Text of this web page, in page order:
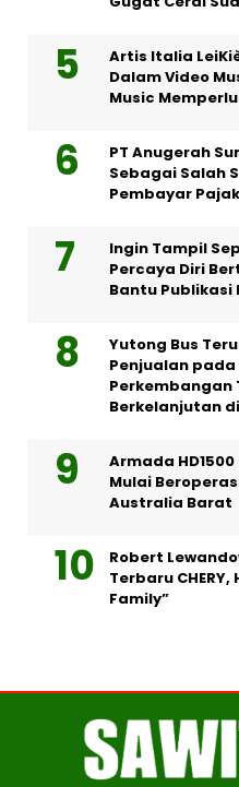
Artis Italia
Dalam Video
Music
PT Anugerah
Sebagai Salah
Pembayar
Ingin Tampil
Percaya Diri
Bantu Publikasi
Yutong Bus
Penjualan
Perkembangan
Berkelanjutan
Armada
Mulai
Australia Barat
Robert
Terbaru
Family”